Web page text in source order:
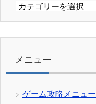
カ
リ
メニュー
ゲーム攻略メニュー